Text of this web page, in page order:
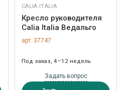
CALIA ITALIA
Кресло руководителя
Calia Italia Ведальго
арт. 37747
Под заказ, 4–12 недель
Задать вопрос